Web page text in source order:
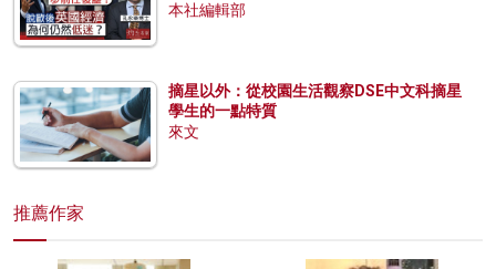
本社編輯部
摘星以外：從校園生活觀察DSE中文科摘星
學生的一點特質
來文
推薦作家